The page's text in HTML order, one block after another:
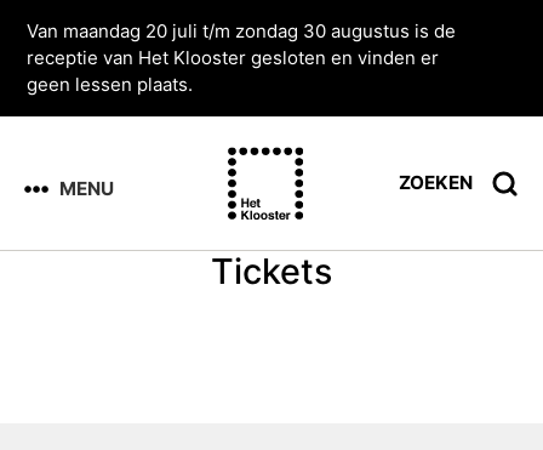
Van maandag 20 juli t/m zondag 30 augustus is de
receptie van Het Klooster gesloten en vinden er
geen lessen plaats.
MENU ZOEKEN
Tickets